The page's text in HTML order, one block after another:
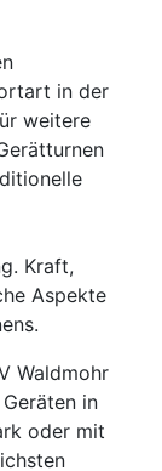
in der
weitere
Kraft,
Aspekte
Waldmohr
in
oder mit